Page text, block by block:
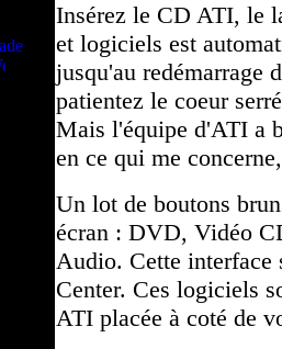
Insérez le CD ATI, le
et logiciels est
jusqu'au redémarrage
patientez le coeur
Mais l'équipe d'ATI a
en ce qui me
Un lot de boutons
écran : DVD, Vidéo
Audio. Cette interface
Center. Ces logiciels
ATI placée à coté de